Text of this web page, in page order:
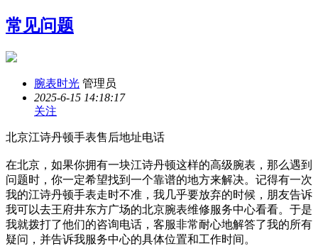
常见问题
腕表时光 管理员
2025-6-15 14:18:17
关注
北京江诗丹顿手表售后地址电话
在北京，如果你拥有一块江诗丹顿这样的高级腕表，那么遇到
问题时，你一定希望找到一个靠谱的地方来解决。记得有一次
我的江诗丹顿手表走时不准，我几乎要放弃的时候，朋友告诉
我可以去王府井东方广场的北京腕表维修服务中心看看。于是
我就拨打了他们的咨询电话，客服非常耐心地解答了我的所有
疑问，并告诉我服务中心的具体位置和工作时间。